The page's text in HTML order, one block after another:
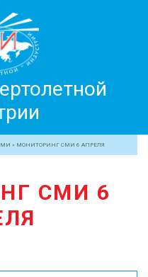
» МОНИТОРИНГ СМИ 6 АПРЕЛЯ
СМИ 6